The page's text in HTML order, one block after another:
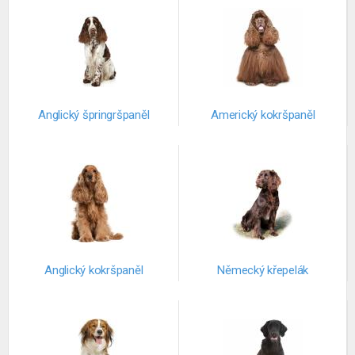
Anglický špringršpaněl Americký kokršpaněl
Anglický kokršpaněl Německý křepelák